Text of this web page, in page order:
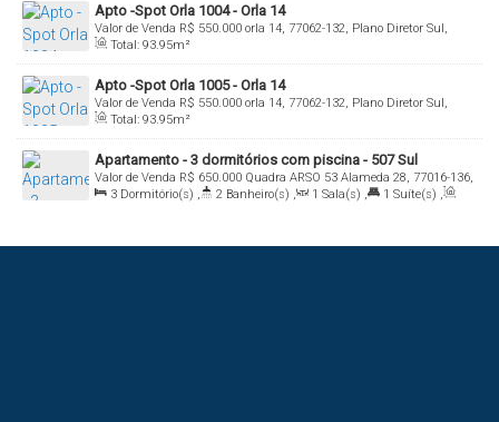
Apto -Spot Orla 1004 - Orla 14
R$ 550.000
Valor de Venda
orla 14, 77062-132, Plano Diretor Sul,
Palmas, Tocantins, Brasil
Total: 93.95m²
Apto -Spot Orla 1005 - Orla 14
R$ 550.000
Valor de Venda
orla 14, 77062-132, Plano Diretor Sul,
Palmas, Tocantins, Brasil
Total: 93.95m²
Apartamento - 3 dormitórios com piscina - 507 Sul
R$ 650.000
Valor de Venda
Quadra ARSO 53 Alameda 28, 77016-136,
Plano Diretor Sul, Palmas, Tocantins, Brasil
3 Dormitório(s) , 2 Banheiro(s) , 1 Sala(s) , 1 Suíte(s) ,